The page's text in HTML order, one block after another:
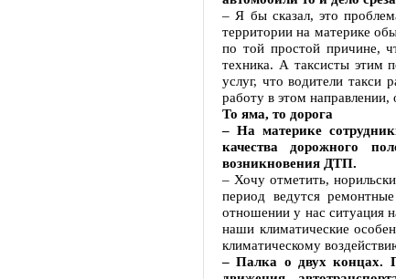
– Я бы сказал, это
территории на материке
по той простой причине,
техника. А таксисты этим
услуг, что водители такси
работу в этом
То яма, то дорога
– На материке
качества дорожного
возникновения ДТП.
– Хочу отметить,
период ведутся
отношении у нас ситуация
наши климатические
климатическому
– Палка о двух концах.